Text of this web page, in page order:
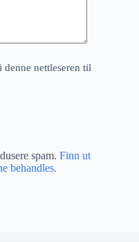
nettleseren til
spam. Finn ut
behandles.